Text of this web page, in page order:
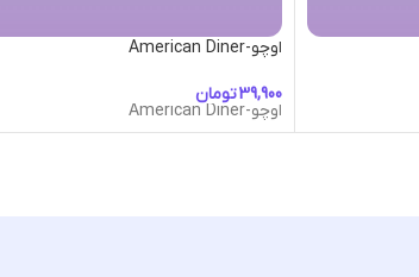
اوچو-American Diner
تومان
اوچو-American Diner